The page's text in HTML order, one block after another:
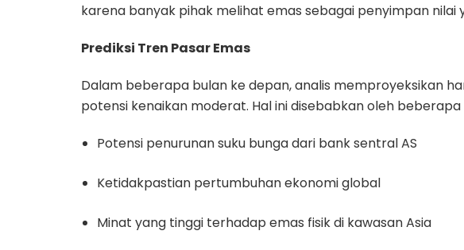
karena banyak pihak melihat emas sebagai penyimpan nilai
Prediksi Tren Pasar Emas
Dalam beberapa bulan ke depan, analis memproyeksikan
potensi kenaikan moderat. Hal ini disebabkan oleh beberapa
Potensi penurunan suku bunga dari bank sentral AS
Ketidakpastian pertumbuhan ekonomi global
Minat yang tinggi terhadap emas fisik di kawasan Asia